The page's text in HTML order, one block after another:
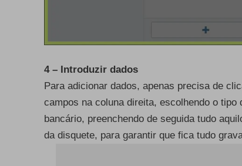
4 – Introduzir dados
Para adicionar dados, apenas precisa de
campos na coluna direita, escolhendo o
bancário, preenchendo de seguida tudo
da disquete, para garantir que fica tudo